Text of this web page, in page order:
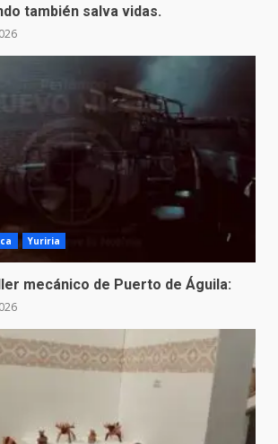
también salva vidas.
Yuriria
mecánico de Puerto de Águila: